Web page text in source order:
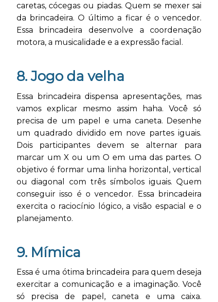
caretas, cócegas ou piadas. Quem se mexer sai
da brincadeira. O último a ficar é o vencedor.
Essa brincadeira desenvolve a coordenação
motora, a musicalidade e a expressão facial.
8. Jogo da velha
Essa brincadeira dispensa apresentações, mas
vamos explicar mesmo assim haha. Você só
precisa de um papel e uma caneta. Desenhe
um quadrado dividido em nove partes iguais.
Dois participantes devem se alternar para
marcar um X ou um O em uma das partes. O
objetivo é formar uma linha horizontal, vertical
ou diagonal com três símbolos iguais. Quem
conseguir isso é o vencedor. Essa brincadeira
exercita o raciocínio lógico, a visão espacial e o
planejamento.
9. Mímica
Essa é uma ótima brincadeira para quem deseja
exercitar a comunicação e a imaginação. Você
só precisa de papel, caneta e uma caixa.